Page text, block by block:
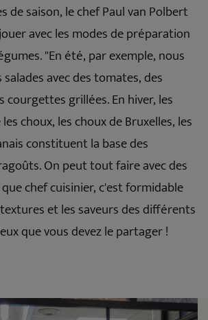
de saison, le chef Paul van Polbert
avec les modes de préparation
"En été, par exemple, nous
avec des tomates, des
courgettes grillées. En hiver, les
choux, les choux de Bruxelles, les
constituent la base des
On peut tout faire avec des
chef cuisinier, c'est formidable
et les saveurs des différents
que vous devez le partager !